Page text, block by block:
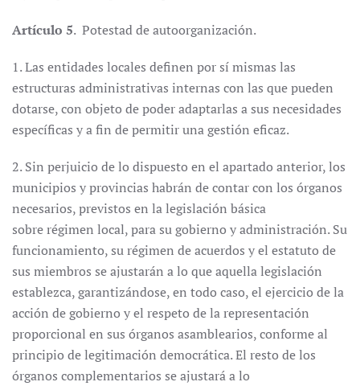
Artículo 5. Potestad de autoorganización.
1. Las entidades locales definen por sí mismas las
estructuras administrativas internas con las que pueden
dotarse, con objeto de poder adaptarlas a sus necesidades
específicas y a fin de permitir una gestión eficaz.
2. Sin perjuicio de lo dispuesto en el apartado anterior, los
municipios y provincias habrán de contar con los órganos
necesarios, previstos en la legislación básica
sobre régimen local, para su gobierno y administración. Su
funcionamiento, su régimen de acuerdos y el estatuto de
sus miembros se ajustarán a lo que aquella legislación
establezca, garantizándose, en todo caso, el ejercicio de la
acción de gobierno y el respeto de la representación
proporcional en sus órganos asamblearios, conforme al
principio de legitimación democrática. El resto de los
órganos complementarios se ajustará a lo